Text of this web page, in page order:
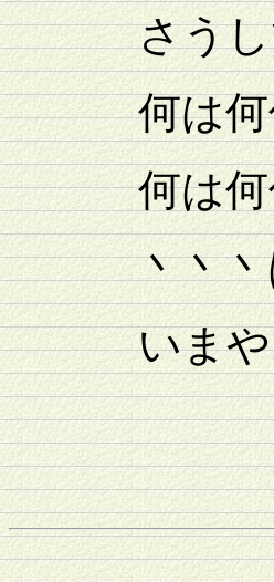
さうして
何は何何
何は何何
丶丶丶は
いまや巨き